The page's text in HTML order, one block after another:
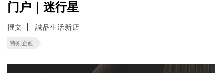
门户｜迷行星
撰文 誠品生活新店
特别企画